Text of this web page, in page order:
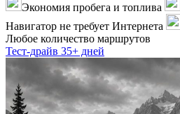
Экономия пробега и топлива
Навигатор не требует Интернета
Любое количество маршрутов
Тест-драйв 35+ дней